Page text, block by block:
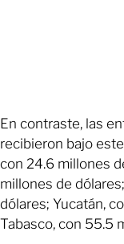
En contraste, las
recibieron bajo
con 24.6 millones
millones de
dólares; Yucatán,
Tabasco, con 55.5